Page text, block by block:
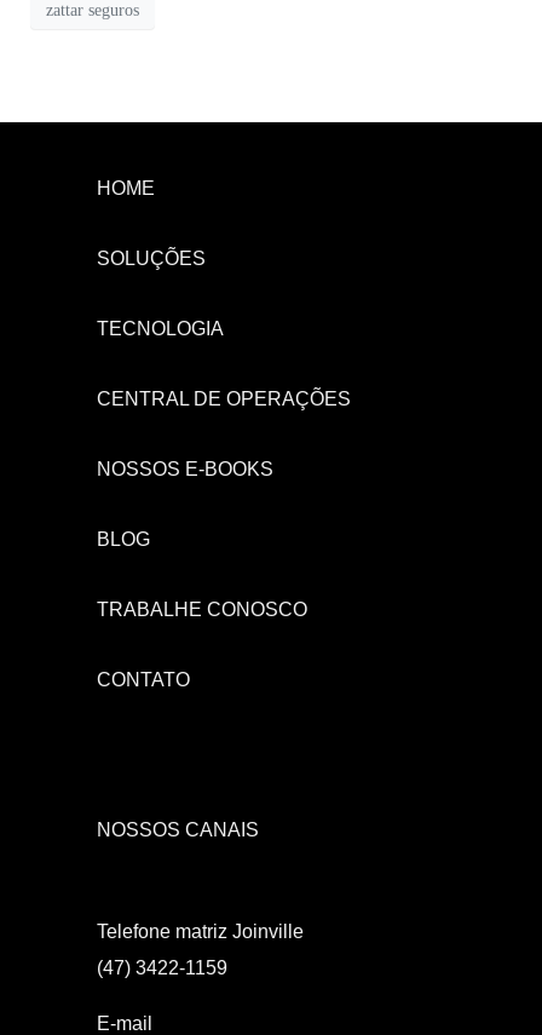
zattar seguros
HOME
SOLUÇÕES
TECNOLOGIA
CENTRAL DE OPERAÇÕES
NOSSOS E-BOOKS
BLOG
TRABALHE CONOSCO
CONTATO
NOSSOS CANAIS
Telefone matriz Joinville
(47) 3422-1159
E-mail